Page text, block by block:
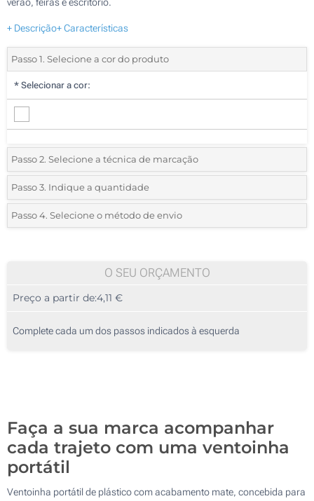
+ Descrição+ Características
Passo 1. Selecione a cor do produto
* Selecionar a cor:
Passo 2. Selecione a técnica de marcação
*Selecione o tipo de marcação e as cores do logotipo:
1 Cor (Num lado)
Passo 3. Indique a quantidade
*Quantidade mínima:15
30
75
Passo 4. Selecione o método de envio
O SEU ORÇAMENTO
Preço a partir de:4,11 €
Complete cada um dos passos indicados à esquerda
Faça a sua marca acompanhar
cada trajeto com uma ventoinha
portátil
Ventoinha portátil de plástico com acabamento mate, concebida para